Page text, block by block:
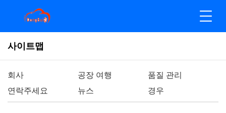
사이트맵
회사 공장 여행
품질 관리
연락주세요
뉴스 경우